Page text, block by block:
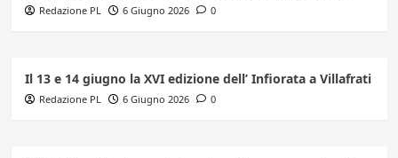
Redazione PL 6 Giugno 2026 0
Il 13 e 14 giugno la XVI edizione dell’ Infiorata a Villafrati
Redazione PL 6 Giugno 2026 0